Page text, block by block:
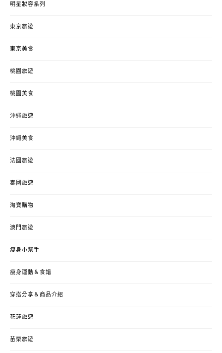
明星妝容系列
東京旅遊
東京美食
桃園旅遊
桃園美食
沖繩旅遊
沖繩美食
法國旅遊
泰國旅遊
淘寶購物
澳門旅遊
瘦身小幫手
瘦身運動＆食譜
穿搭分享＆商品介紹
花蓮旅遊
苗栗旅遊